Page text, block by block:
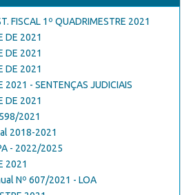
FISCAL 1º QUADRIMESTRE 2021
DE 2021
DE 2021
DE 2021
2021 - SENTENÇAS JUDICIAIS
DE 2021
2021
2018-2021
- 2022/2025
2021
Nº 607/2021 - LOA